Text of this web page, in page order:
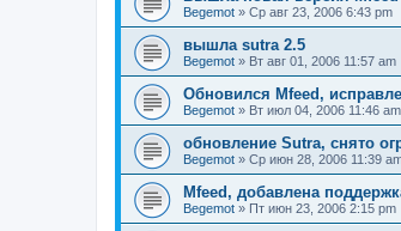
Begemot » Ср авг 23, 2006 6:43 pm
вышла sutra 2.5
Begemot » Вт авг 01, 2006 11:57 am
Обновился Mfeed,
Begemot » Вт июл 04, 2006 11:46 am
обновление Sutra, снято
Begemot » Ср июн 28, 2006 11:39
Mfeed, добавлена
Begemot » Пт июн 23, 2006 2:15 pm